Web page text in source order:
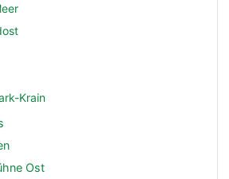
Krain
Ost